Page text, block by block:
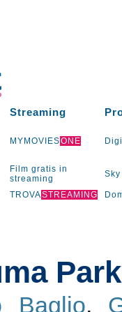
Streaming
MYMOVIESONE
Film gratis in
streaming
Sky
TROVASTREAMING
Park
Baglio,